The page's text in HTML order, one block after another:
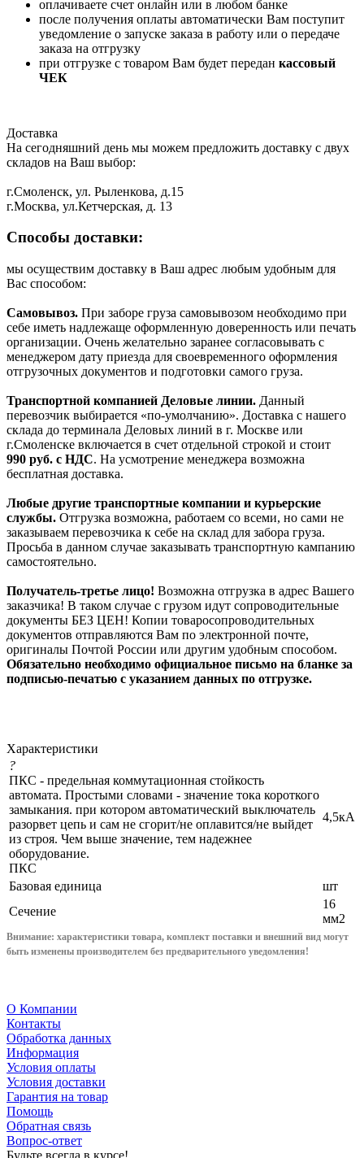
оплачиваете счет онлайн или в любом банке
после получения оплаты автоматически Вам поступит
уведомление о запуске заказа в работу или о передаче
заказа на отгрузку
при отгрузке с товаром Вам будет передан кассовый
ЧЕК
Доставка
На сегодняшний день мы можем предложить доставку с двух
складов на Ваш выбор:
г.Смоленск, ул. Рыленкова, д.15
г.Москва, ул.Кетчерская, д. 13
Способы доставки:
мы осуществим доставку в Ваш адрес любым удобным для
Вас способом:
Самовывоз. При заборе груза самовывозом необходимо при
себе иметь надлежаще оформленную доверенность или печать
организации. Очень желательно заранее согласовывать с
менеджером дату приезда для своевременного оформления
отгрузочных документов и подготовки самого груза.
Транспортной компанией Деловые линии. Данный
перевозчик выбирается «по-умолчанию». Доставка с нашего
склада до терминала Деловых линий в г. Москве или
г.Смоленске включается в счет отдельной строкой и стоит
990 руб. с НДС. На усмотрение менеджера возможна
бесплатная доставка.
Любые другие транспортные компании и курьерские
службы. Отгрузка возможна, работаем со всеми, но сами не
заказываем перевозчика к себе на склад для забора груза.
Просьба в данном случае заказывать транспортную кампанию
самостоятельно.
Получатель-третье лицо! Возможна отгрузка в адрес Вашего
заказчика! В таком случае с грузом идут сопроводительные
документы БЕЗ ЦЕН! Копии товаросопроводительных
документов отправляются Вам по электронной почте,
оригиналы Почтой России или другим удобным способом.
Обязательно необходимо официальное письмо на бланке за
подписью-печатью с указанием данных по отгрузке.
Характеристики
?
ПКС - предельная коммутационная стойкость
автомата. Простыми словами - значение тока короткого
замыкания. при котором автоматический выключатель
разорвет цепь и сам не сгорит/не оплавится/не выйдет
из строя. Чем выше значение, тем надежнее
оборудование.
ПКС
4,5кА
Базовая единица
шт
Сечение
16
мм2
Внимание: характеристики товара, комплект поставки и внешний вид могут
быть изменены производителем без предварительного уведомления!
О Компании
Контакты
Обработка данных
Информация
Условия оплаты
Условия доставки
Гарантия на товар
Помощь
Обратная связь
Вопрос-ответ